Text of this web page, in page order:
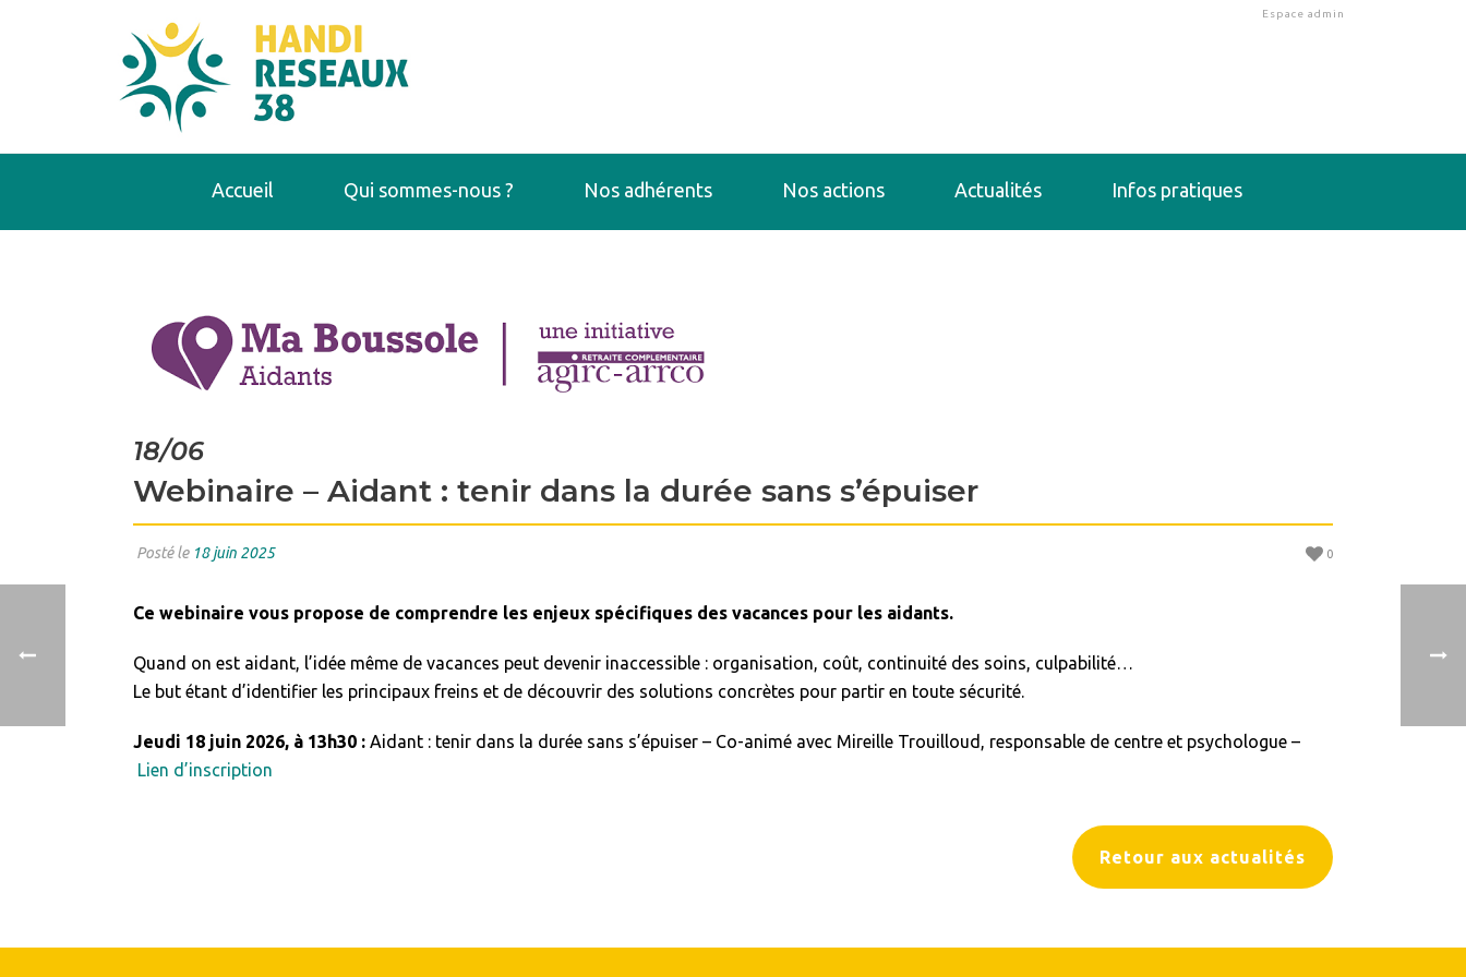
Espace admin
Accueil Qui sommes-nous ? Nos adhérents Nos actions Actualités Infos pratiques
18/06
Webinaire – Aidant : tenir dans la durée sans s’épuiser
Posté le 18 juin 2025 0
Retour aux actualités
Ce webinaire vous propose de comprendre les enjeux spécifiques des vacances pour les aidants.
Quand on est aidant, l’idée même de vacances peut devenir inaccessible : organisation, coût, continuité des soins, culpabilité…
Le but étant d’identifier les principaux freins et de découvrir des solutions concrètes pour partir en toute sécurité.
Jeudi 18 juin 2026, à 13h30 : Aidant : tenir dans la durée sans s’épuiser – Co-animé avec Mireille Trouilloud, responsable de centre et psychologue –
Lien d’inscription